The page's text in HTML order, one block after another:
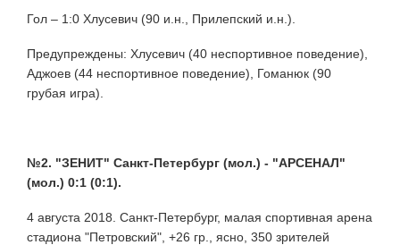
Гол – 1:0 Хлусевич (90 и.н., Прилепский и.н.).
Предупреждены: Хлусевич (40 неспортивное поведение),
Аджоев (44 неспортивное поведение), Гоманюк (90
грубая игра).
№2. "ЗЕНИТ" Санкт-Петербург (мол.) - "АРСЕНАЛ"
(мол.) 0:1 (0:1).
4 августа 2018. Санкт-Петербург, малая спортивная арена
стадиона "Петровский", +26 гр., ясно, 350 зрителей